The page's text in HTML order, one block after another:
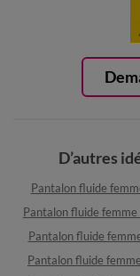
D’autres
Pantalon fluide
Pantalon fluide
Pantalon fluide
Pantalon fluide